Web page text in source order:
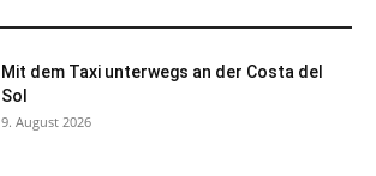
Mit dem Taxi unterwegs an der Costa del
Sol
9. August 2026